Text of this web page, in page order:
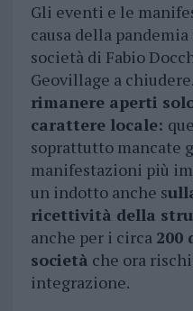
Gli eventi e le
causa della
società di Fabio
Geovillage a chiudere.
rimanere aperti
carattere locale:
soprattutto mancate
manifestazioni più
un indotto anche s
ricettività della
anche per i circa 200
società che ora
integrazione.